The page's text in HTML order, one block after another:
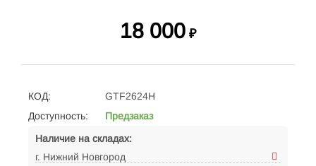
18 000 ₽
КОД:
GTF2624H
Доступность:
Предзаказ
Наличие на складах:
г. Нижний Новгород